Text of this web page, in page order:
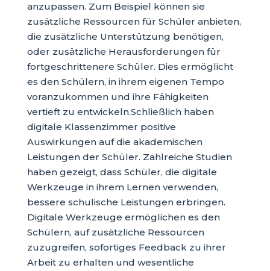
anzupassen. Zum Beispiel können sie
zusätzliche Ressourcen für Schüler anbieten,
die zusätzliche Unterstützung benötigen,
oder zusätzliche Herausforderungen für
fortgeschrittenere Schüler. Dies ermöglicht
es den Schülern, in ihrem eigenen Tempo
voranzukommen und ihre Fähigkeiten
vertieft zu entwickeln.Schließlich haben
digitale Klassenzimmer positive
Auswirkungen auf die akademischen
Leistungen der Schüler. Zahlreiche Studien
haben gezeigt, dass Schüler, die digitale
Werkzeuge in ihrem Lernen verwenden,
bessere schulische Leistungen erbringen.
Digitale Werkzeuge ermöglichen es den
Schülern, auf zusätzliche Ressourcen
zuzugreifen, sofortiges Feedback zu ihrer
Arbeit zu erhalten und wesentliche